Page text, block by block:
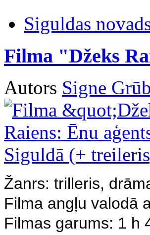
Siguldas
Filma "Džeks
Autors Signe
Žanrs: trilleris,
Filma angļu valodā
Filmas garums: 1 h